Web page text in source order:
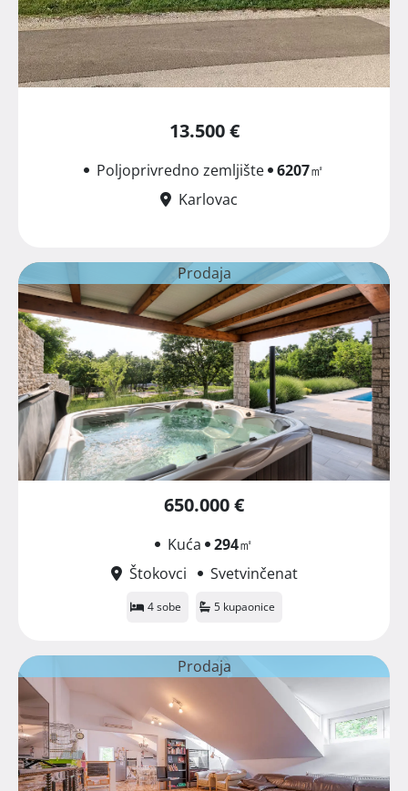
13.500 €
Poljoprivredno zemljište 6207㎡
Karlovac
Prodaja
650.000 €
Kuća 294㎡
Štokovci
Svetvinčenat
4 sobe 5 kupaonice
Prodaja